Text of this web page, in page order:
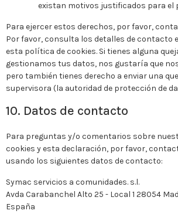
existan motivos justificados para el
Para ejercer estos derechos, por favor,
Por favor, consulta los detalles de contacto
esta política de cookies. Si tienes alguna
gestionamos tus datos, nos gustaría que
pero también tienes derecho a enviar una
supervisora (la autoridad de protección de
10. Datos de contacto
Para preguntas y/o comentarios sobre
cookies y esta declaración, por favor,
usando los siguientes datos de contacto:
Symac servicios a comunidades. s.l.
Avda Carabanchel Alto 25 - Local 1 28054
España